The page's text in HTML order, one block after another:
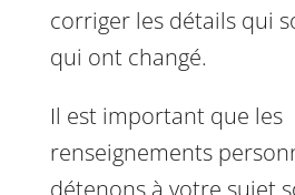
corriger les détails qui
qui ont changé.
Il est important que les
renseignements
détenons à votre sujet